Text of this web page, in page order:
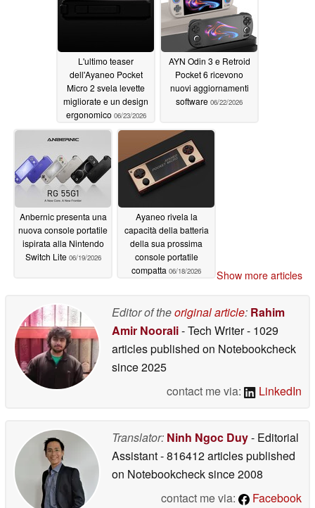
L'ultimo teaser
dell'Ayaneo Pocket
Micro 2 svela levette
migliorate e un design
ergonomico 06/23/2026
AYN Odin 3 e Retroid
Pocket 6 ricevono
nuovi aggiornamenti
software 06/22/2026
Anbernic presenta una
nuova console portatile
ispirata alla Nintendo
Switch Lite 06/19/2026
Ayaneo rivela la
capacità della batteria
della sua prossima
console portatile
compatta 06/18/2026 Show more articles
Editor of theoriginal article: Rahim
Amir Noorali- Tech Writer- 1029
articles published on Notebookcheck
since 2025
contact me via:
LinkedIn
Translator: Ninh Ngoc Duy- Editorial
Assistant- 816412 articles published
on Notebookchecksince 2008
contact me via:
Facebook